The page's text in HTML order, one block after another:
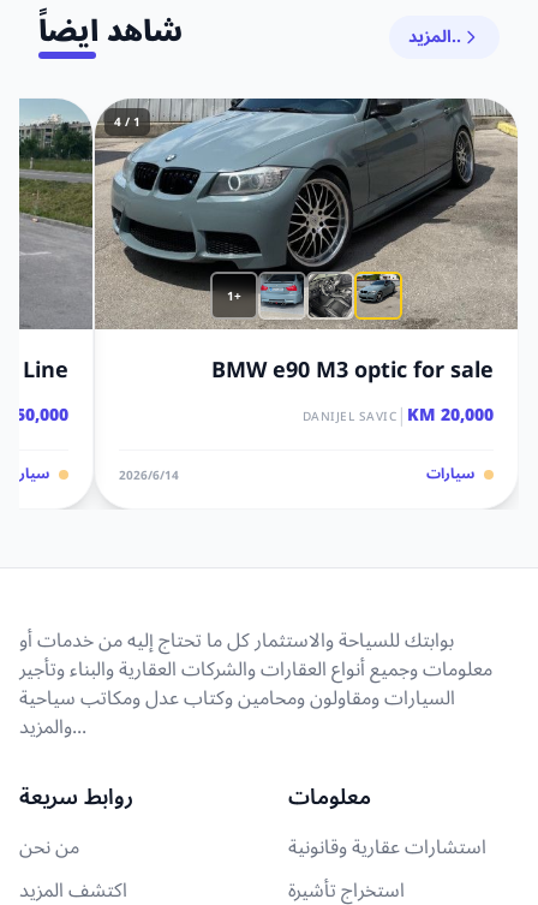
شاهد ايضاً المزيد..
+1
1 / 4
BMW e90 M3 optic for sale
20,000 KM
|
DANIJEL SAVIC
سيارات 14‏/6‏/2026
Line
650,000 KM
سيارات
بوابتك للسياحة والاستثمار كل ما تحتاج إليه من خدمات أو
معلومات وجميع أنواع العقارات والشركات العقارية والبناء وتأجير
السيارات ومقاولون ومحامين وكتاب عدل ومكاتب سياحية
والمزيد...
روابط سريعة
من نحن
اكتشف المزيد
معلومات
استشارات عقارية وقانونية
استخراج تأشيرة